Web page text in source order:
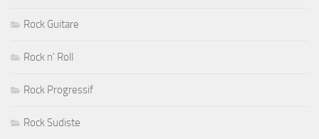
Rock Guitare
Rock n' Roll
Rock Progressif
Rock Sudiste